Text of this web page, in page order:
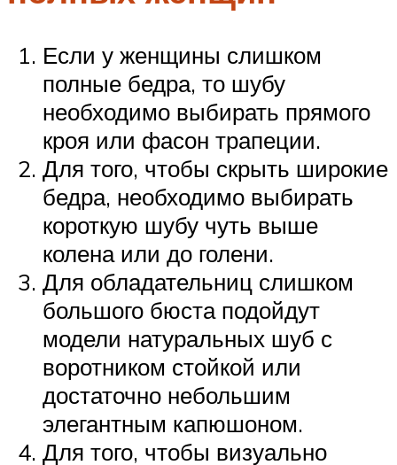
Если у женщины слишком
полные бедра, то шубу
необходимо выбирать прямого
кроя или фасон трапеции.
Для того, чтобы скрыть широкие
бедра, необходимо выбирать
короткую шубу чуть выше
колена или до голени.
Для обладательниц слишком
большого бюста подойдут
модели натуральных шуб с
воротником стойкой или
достаточно небольшим
элегантным капюшоном.
Для того, чтобы визуально